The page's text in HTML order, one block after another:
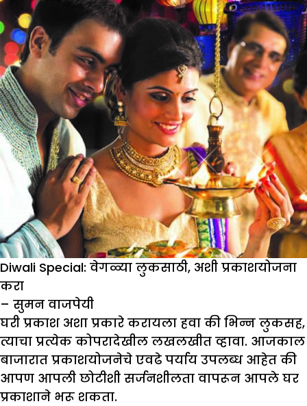
Diwali Special: वेगळ्या लुकसाठी, अशी प्रकाशयोजना
करा
– सुमन वाजपेयी
घरी प्रकाश अशा प्रकारे करायला हवा की भिन्न लुकसह,
त्याचा प्रत्येक कोपरादेखील लखलखीत व्हावा. आजकाल
बाजारात प्रकाशयोजनेचे एवढे पर्याय उपलब्ध आहेत की
आपण आपली छोटीशी सर्जनशीलता वापरून आपले घर
प्रकाशाने भरू शकता.